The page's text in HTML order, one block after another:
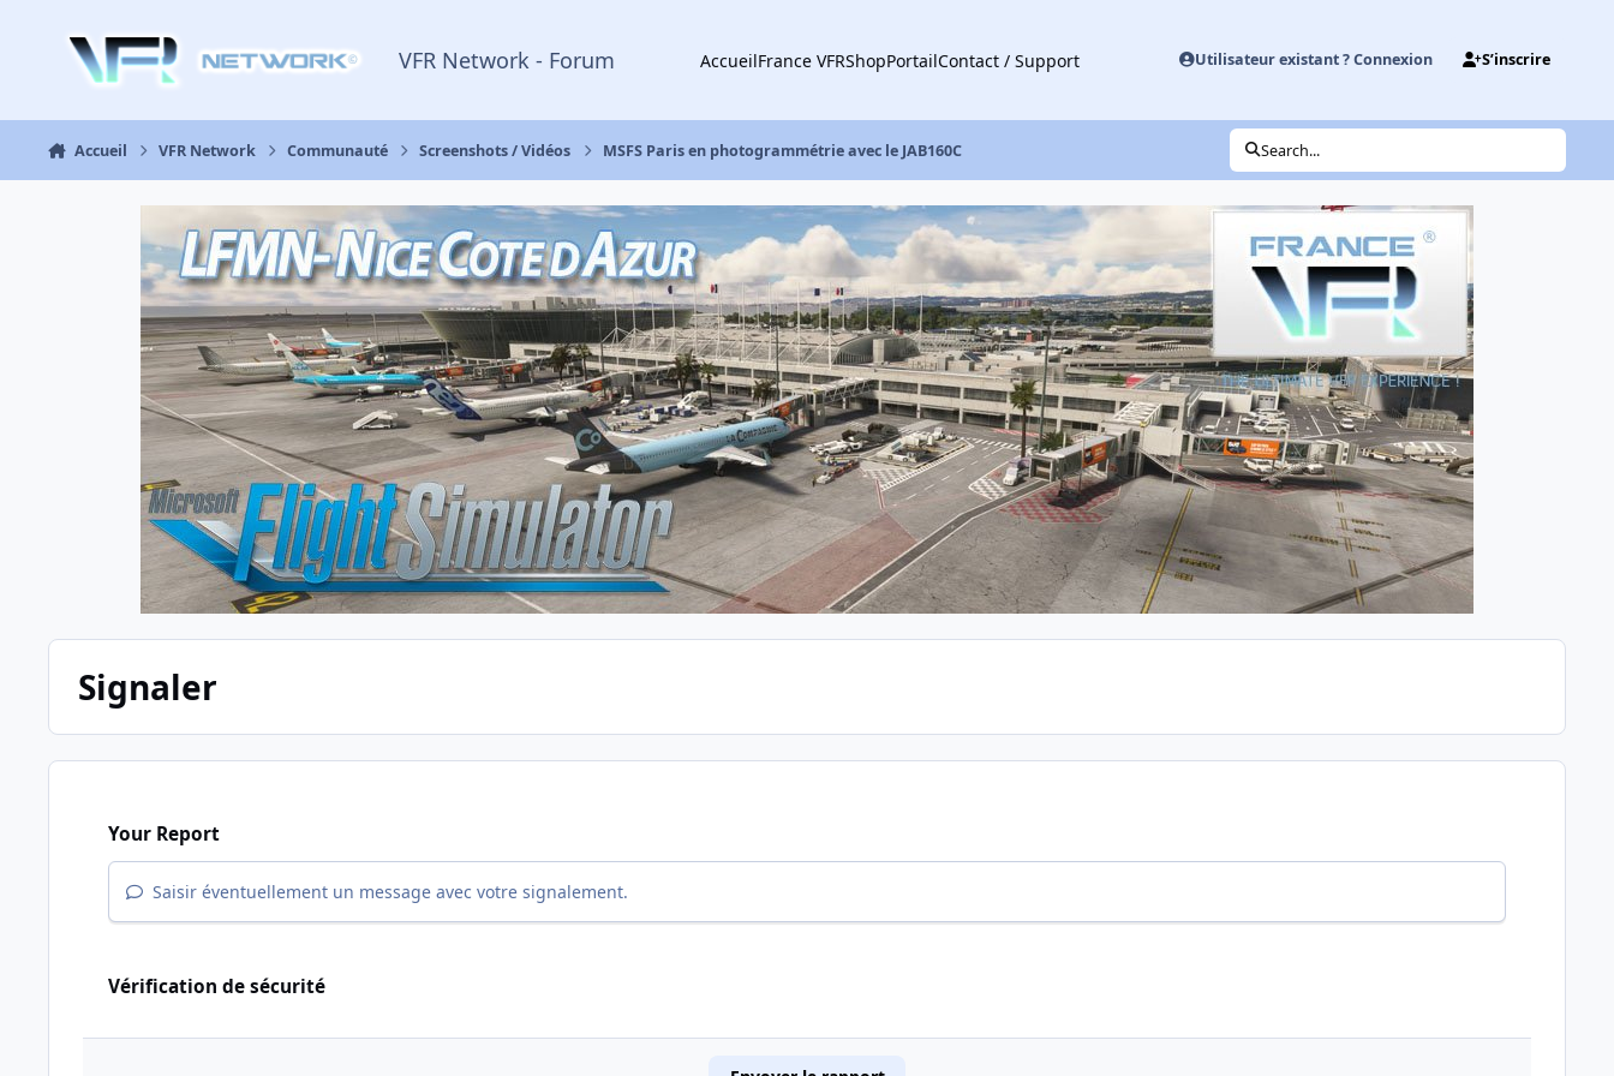
VFR Network - Forum AccueilFrance VFRShopPortailContact / Support Utilisateur existant ? Connexion S’inscrire
Accueil VFR Network Communauté Screenshots / Vidéos MSFS Paris en photogrammétrie avec le JAB160C Search...
Signaler
Your Report
Saisir éventuellement un message avec votre signalement.
Vérification de sécurité